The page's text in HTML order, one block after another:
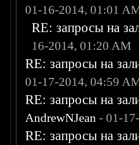
01-16-2014, 01:01
RE: запросы на
16-2014, 01:20 AM
RE: запросы на
01-17-2014, 04:59
RE: запросы на
AndrewNJean - 01-
RE: запросы на